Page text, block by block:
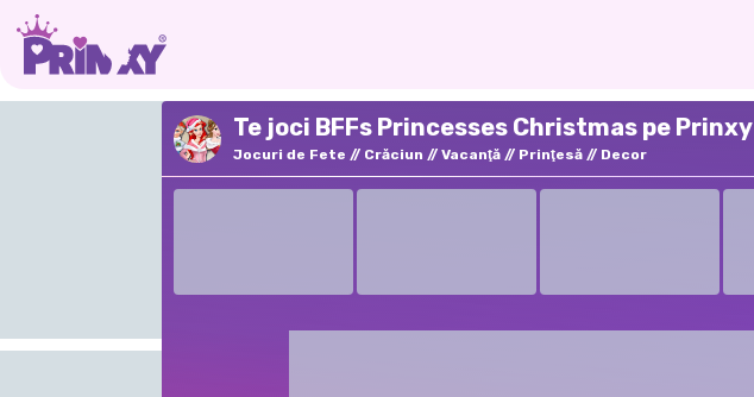
Te joci BFFs Princesses Christmas pe Prinxy
Jocuri de Fete Crăciun Vacanţă Prinţesă Decor